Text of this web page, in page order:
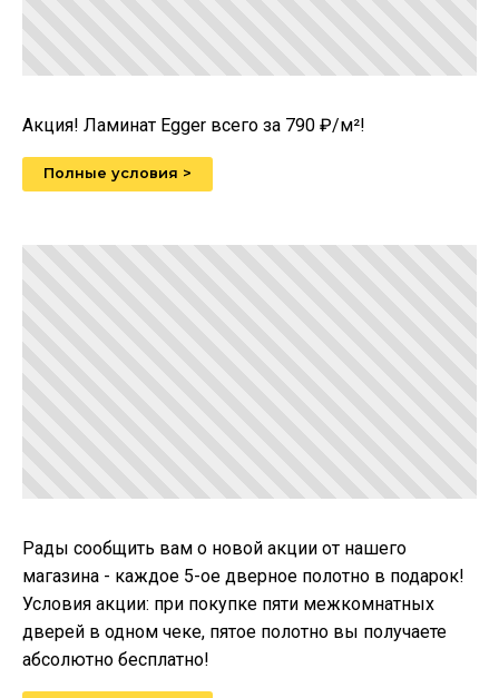
Акция! Ламинат Egger всего за 790 ₽/м²!
Полные условия >
Рады сообщить вам о новой акции от нашего
магазина - каждое 5-ое дверное полотно в подарок!
Условия акции: при покупке пяти межкомнатных
дверей в одном чеке, пятое полотно вы получаете
абсолютно бесплатно!